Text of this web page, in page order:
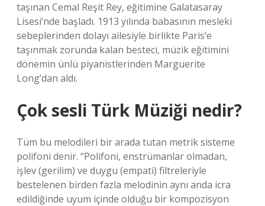
taşınan Cemal Reşit Rey, eğitimine Galatasaray
Lisesi’nde başladı. 1913 yılında babasının mesleki
sebeplerinden dolayı ailesiyle birlikte Paris’e
taşınmak zorunda kalan besteci, müzik eğitimini
dönemin ünlü piyanistlerinden Marguerite
Long’dan aldı.
Çok sesli Türk Müziği nedir?
Tüm bu melodileri bir arada tutan metrik sisteme
polifoni denir. “Polifoni, enstrümanlar olmadan,
işlev (gerilim) ve duygu (empati) filtreleriyle
bestelenen birden fazla melodinin aynı anda icra
edildiğinde uyum içinde olduğu bir kompozisyon